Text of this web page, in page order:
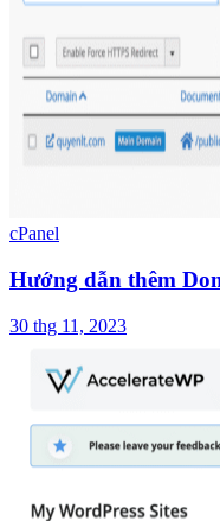
cPanel
Hướng dẫn thêm
30 thg 11, 2023